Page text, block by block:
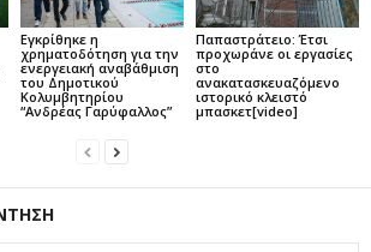
Εγκρίθηκε η
χρηματοδότηση για την
ενεργειακή αναβάθμιση
του Δημοτικού
Κολυμβητηρίου
“Ανδρέας Γαρύφαλλος”
Παπαστράτειο: Έτσι
προχωράνε οι εργασίες
στο
ανακατασκευαζόμενο
ιστορικό κλειστό
μπασκετ[video]